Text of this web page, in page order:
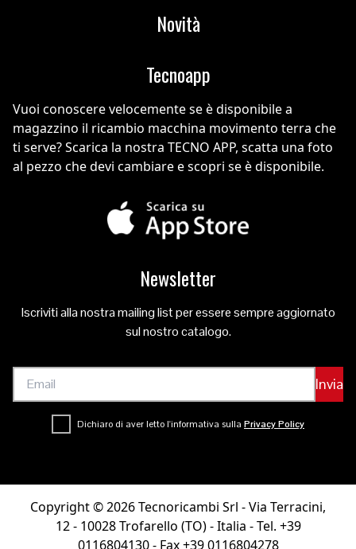
Novità
Tecnoapp
Vuoi conoscere velocemente se è disponibile a
magazzino il ricambio macchina movimento terra che
ti serve? Scarica la nostra TECNO APP, scatta una foto
al pezzo che devi cambiare e scopri se è disponibile.
Newsletter
Iscriviti alla nostra mailing list per essere sempre aggiornato
sul nostro catalogo.
Invia
Dichiaro di aver letto l'informativa sulla Privacy Policy
Copyright © 2026 Tecnoricambi Srl - Via Terracini,
12 - 10028 Trofarello (TO) - Italia - Tel. +39
0116804130 - Fax +39 0116804278